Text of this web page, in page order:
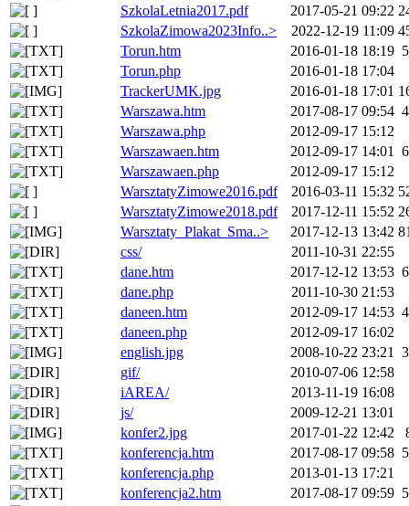
SzkolaLetnia2017.pdf
2017-05-21 09:22
SzkolaZimowa2023Info..>
2022-12-19 11:09
Torun.htm
2016-01-18 18:19
Torun.php
2016-01-18 17:04
TrackerUMK.jpg
2016-01-18 17:01
Warszawa.htm
2017-08-17 09:54
Warszawa.php
2012-09-17 15:12
Warszawaen.htm
2012-09-17 14:01
Warszawaen.php
2012-09-17 15:12
WarsztatyZimowe2016.pdf
2016-03-11 15:32
WarsztatyZimowe2018.pdf
2017-12-11 15:52
Warsztaty_Plakat_Sma..>
2017-12-13 13:42
css/
2011-10-31 22:55
dane.htm
2017-12-12 13:53
dane.php
2011-10-30 21:53
daneen.htm
2012-09-17 14:53
daneen.php
2012-09-17 16:02
english.jpg
2008-10-22 23:21
gif/
2010-07-06 12:58
iAREA/
2013-11-19 16:08
js/
2009-12-21 13:01
konfer2.jpg
2017-01-22 12:42
konferencja.htm
2017-08-17 09:58
konferencja.php
2013-01-13 17:21
konferencja2.htm
2017-08-17 09:59